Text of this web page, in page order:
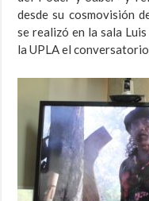
desde su cosmovisión
se realizó en la sala
la UPLA el